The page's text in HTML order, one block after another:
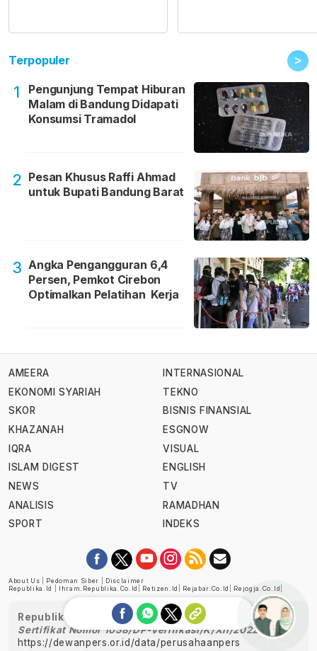
Terpopuler >
1
Pengunjung Tempat Hiburan
Malam di Bandung Didapati
Konsumsi Tramadol
2 Pesan Khusus Raffi Ahmad
untuk Bupati Bandung Barat
3 Angka Pengangguran 6,4
Persen, Pemkot Cirebon
Optimalkan Pelatihan Kerja
AMEERA
EKONOMI SYARIAH
SKOR
KHAZANAH
IQRA
ISLAM DIGEST
NEWS
ANALISIS
SPORT
INTERNASIONAL
TEKNO
BISNIS FINANSIAL
ESGNOW
VISUAL
ENGLISH
TV
RAMADHAN
INDEKS
About Us Pedoman Siber
Disclaimer
Republika.id
Ihram.republika.co.id Retizen.id Rejabar.co.id Rejogja.co.id
Republika telah diverifikasi oleh Dewan Pers
Sertifikat Nomor 1058/DP-Verifikasi/K/XII/2022
https://dewanpers.or.id/data/perusahaanpers